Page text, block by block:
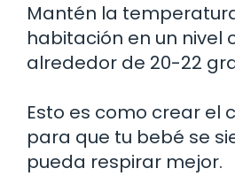
Mantén la
habitación en un nivel
alrededor de 20-22
Esto es como crear el
para que tu bebé se
pueda respirar mejor.